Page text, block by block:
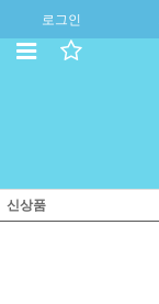
로그인
신상품